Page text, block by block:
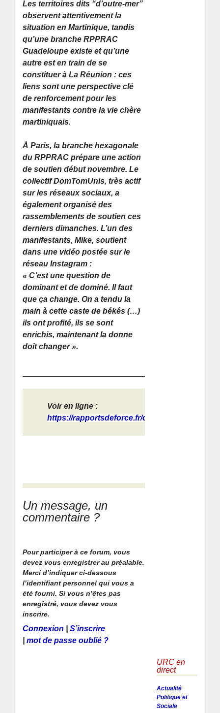
Les territoires dits “d’outre-mer”
observent attentivement la
situation en Martinique, tandis
qu’une branche RPPRAC
Guadeloupe existe et qu’une
autre est en train de se
constituer à La Réunion : ces
liens sont une perspective clé
de renforcement pour les
manifestants contre la vie chère
martiniquais.
À Paris, la branche hexagonale
du RPPRAC prépare une action
de soutien début novembre. Le
collectif DomTomUnis, très actif
sur les réseaux sociaux, a
également organisé des
rassemblements de soutien ces
derniers dimanches. L’un des
manifestants, Mike, soutient
dans une vidéo postée sur le
réseau Instagram :
« C’est une question de
dominant et de dominé. Il faut
que ça change. On a tendu la
main à cette caste de békés (…)
ils ont profité, ils se sont
enrichis, maintenant la donne
doit changer ».
Voir en ligne :
https://rapportsdeforce.fr/classes-...
Un message, un
commentaire ?
Pour participer à ce forum, vous
devez vous enregistrer au préalable.
Merci d’indiquer ci-dessous
l’identifiant personnel qui vous a
été fourni. Si vous n’êtes pas
enregistré, vous devez vous
inscrire.
Connexion |S’inscrire
|mot de passe oublié ?
URC en
direct
Actualité
Politique et
Sociale